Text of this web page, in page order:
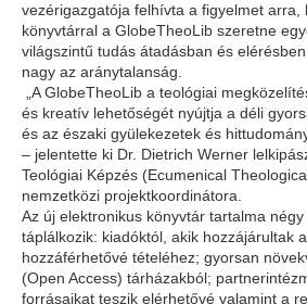
vezérigazgatója felhívta a figyelmet arra,
könyvtárral a GlobeTheoLib szeretne
világszintű tudás átadásban és
nagy az aránytalanság.
„A GlobeTheoLib a teológiai
és kreatív lehetőségét nyújtja a déli
és az északi gyülekezetek és
– jelentette ki Dr. Dietrich Werner
Teológiai Képzés (Ecumenical
nemzetközi projektkoordinátora.
Az új elektronikus könyvtár tartalma
táplálkozik: kiadóktól, akik hozzájárultak
hozzáférhetővé tételéhez; gyorsan
(Open Access) tárházakból;
forrásaikat teszik elérhetővé valamint a